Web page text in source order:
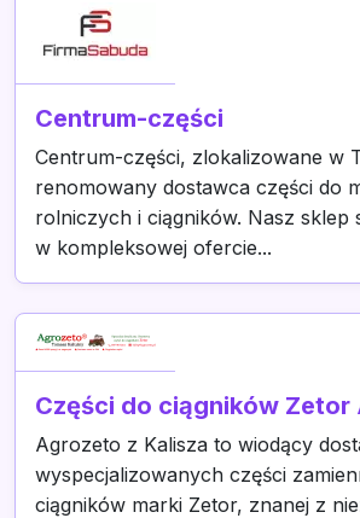
Centrum-części
Centrum-części, zlokalizowane w
renomowany dostawca części do
rolniczych i ciągników. Nasz sklep
w kompleksowej ofercie...
Części do ciągników
Agrozeto z Kalisza to wiodący
wyspecjalizowanych części
ciągników marki Zetor, znanej z